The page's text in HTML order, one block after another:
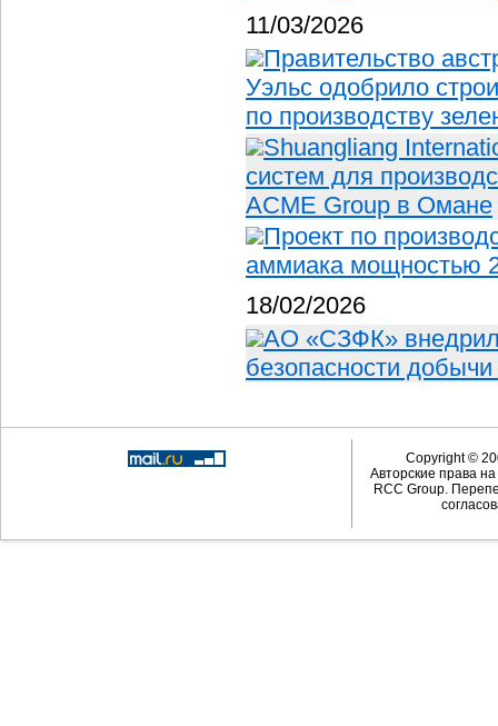
11/03/2026
Правительство
Уэльс одобрило
по производству
Shuangliang
систем для
ACME Group в Омане
Проект по
аммиака мощностью
18/02/2026
АО «СЗФК»
безопасности
Copyright ©
Авторские права
RCC Group.